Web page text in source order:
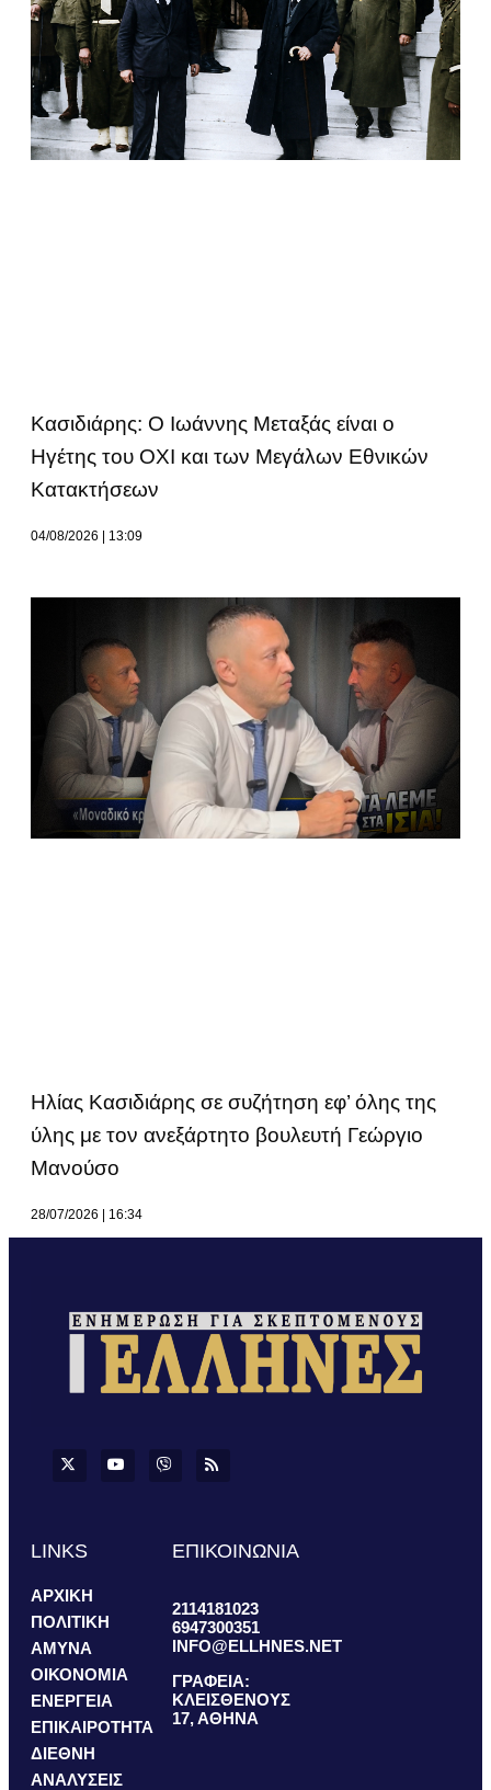
Κασιδιάρης: Ο Ιωάννης Μεταξάς είναι ο
Ηγέτης του ΟΧΙ και των Μεγάλων Εθνικών
Κατακτήσεων
04/08/2026 13:09
Ηλίας Κασιδιάρης σε συζήτηση εφ’ όλης της
ύλης με τον ανεξάρτητο βουλευτή Γεώργιο
Μανούσο
28/07/2026 16:34
LINKS
ΑΡΧΙΚΗ
ΠΟΛΙΤΙΚΗ
ΑΜΥΝΑ
ΟΙΚΟΝΟΜΙΑ
ΕΝΕΡΓΕΙΑ
ΕΠΙΚΑΙΡΟΤΗΤΑ
ΔΙΕΘΝΗ
ΑΝΑΛΥΣΕΙΣ
ΕΠΙΚΟΙΝΩΝΙΑ
2114181023
6947300351
INFO@ELLHNES.NET
ΓΡΑΦΕΙΑ:
ΚΛΕΙΣΘΕΝΟΥΣ
17, ΑΘΗΝΑ